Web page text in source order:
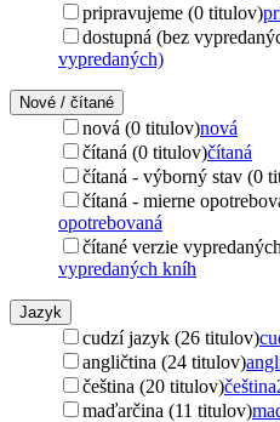
pripravujeme (0 titulov)
dostupná (bez
vypredaných)
Nové / čítané
nová (0 titulov)nová
čítaná (0 titulov)čítaná
čítaná - výborný stav (0
čítaná - mierne
opotrebovaná
čítané verzie
vypredaných kníh
Jazyk
cudzí jazyk (26 titulov)
angličtina (24 titulov)
čeština (20 titulov)čeština
maďarčina (11 titulov)